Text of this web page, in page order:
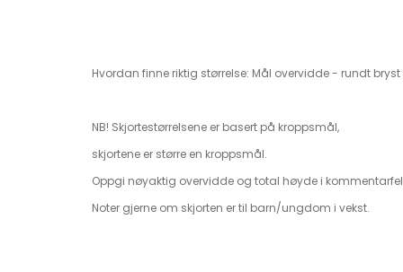
Hvordan finne riktig størrelse: Mål overvidde - rundt
NB! Skjortestørrelsene er basert på kroppsmål,
skjortene er større en kroppsmål.
Oppgi nøyaktig overvidde og total høyde i
Noter gjerne om skjorten er til barn/ungdom i vekst.